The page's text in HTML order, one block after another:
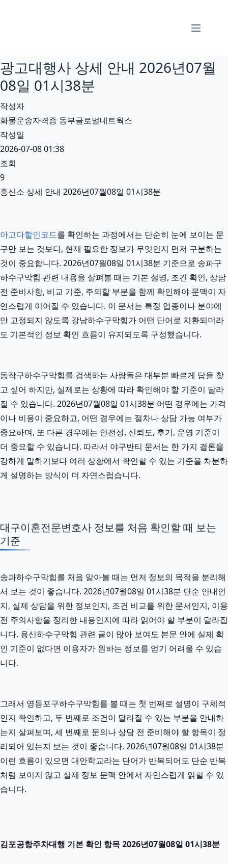
건
너
뛰
기
광고대행사 상세 안내 2026년07월
08일 01시38분
작성자
화물운송자격증 동부글로벌네트웍스
작성일
2026-07-08 01:38
조회
9
흥신소 상세 안내 2026년07월08일 01시38분
아고다할인코드를 확인하는 과정에서는 단순히 눈에 보이는 문
구만 보는 것보다, 현재 필요한 정보가 무엇인지 먼저 구분하는
것이 중요합니다. 2026년07월08일 01시38분 기준으로 송파구
하수구막힘 관련 내용을 살펴볼 때는 기본 설명, 조건 확인, 상담
전 준비사항, 비교 기준, 주의할 부분을 함께 확인해야 문맥이 자
연스럽게 이어질 수 있습니다. 이 문서는 특정 업종이나 분야에
만 고정되지 않도록 강남하수구막힘가 어떤 단어로 치환되더라
도 기본적인 정보 확인 흐름이 유지되도록 구성했습니다.
동작구하수구막힘를 검색하는 사람들은 대부분 빠르게 답을 찾
고 싶어 하지만, 실제로는 상황에 따라 확인해야 할 기준이 달라
질 수 있습니다. 2026년07월08일 01시38분 어떤 경우에는 가격
이나 비용이 중요하고, 어떤 경우에는 절차나 상담 가능 여부가
중요하며, 또 다른 경우에는 안전성, 신뢰도, 후기, 운영 기준이
더 중요할 수 있습니다. 따라서 야구반티 문서는 한 가지 결론을
강하게 말하기보다 여러 상황에서 확인할 수 있는 기준을 차분하
게 설명하는 방식이 더 자연스럽습니다.
대구이혼전문변호사 정보를 처음 확인할 때 보는
기준
송파하수구막힘를 처음 알아볼 때는 먼저 정보의 목적을 분리해
서 보는 것이 좋습니다. 2026년07월08일 01시38분 단순 안내인
지, 실제 상담을 위한 정보인지, 조건 비교를 위한 문서인지, 이용
전 주의사항을 정리한 내용인지에 따라 읽어야 할 부분이 달라집
니다. 용산하수구막힘 관련 글이 많아 보여도 본문 안에 실제 확
인 기준이 없다면 이용자가 원하는 정보를 얻기 어려울 수 있습
니다.
그래서 영등포구하수구막힘를 볼 때는 첫 번째로 설명이 구체적
인지 확인하고, 두 번째로 조건이 달라질 수 있는 부분을 안내하
는지 살펴보며, 세 번째로 문의나 상담 전 준비해야 할 항목이 정
리되어 있는지 보는 것이 좋습니다. 2026년07월08일 01시38분
이런 흐름이 있으면 대안학교라는 단어가 반복되어도 단순 반복
처럼 보이지 않고 실제 정보 문맥 안에서 자연스럽게 읽힐 수 있
습니다.
김포공항주차대행 기본 확인 항목 2026년07월08일 01시38분